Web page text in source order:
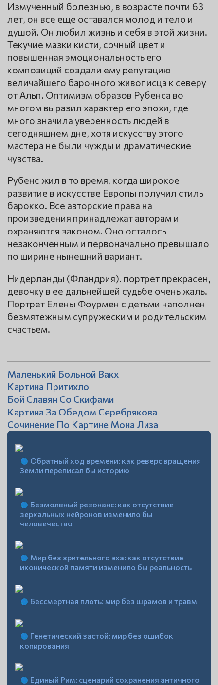
Измученный болезнью, в возрасте почти 63
лет, он все еще оставался молод и тело и
душой. Он любил жизнь и себя в этой жизни.
Текучие мазки кисти, сочный цвет и
повышенная эмоциональность его
композиций создали ему репутацию
величайшего барочного живописца к северу
от Альп. Оптимизм образов Рубенса во
многом выразил характер его эпохи, где
много значила уверенность людей в
сегодняшнем дне, хотя искусству этого
мастера не были чужды и драматические
чувства.
Рубенс жил в то время, когда широкое
развитие в искусстве Европы получил стиль
барокко. Все авторские права на
произведения принадлежат авторам и
охраняются законом. Оно осталось
незаконченным и первоначально превышало
по ширине нынешний вариант.
Нидерланды (Фландрия). портрет прекрасен,
девочку в ее дальнейшей судьбе очень жаль.
Портрет Елены Фоурмен с детьми наполнен
безмятежным супружеским и родительским
счастьем.
Маленький Больной Вакх
Картина Притихло
Бой Славян Со Скифами
Картина За Обедом Серебрякова
Сочинение По Картине Мона Лиза
Обратный ход времени: как реверс вращения
Земли переписал бы историю
Безмолвный резонанс: как отсутствие
зеркальных нейронов изменило бы
человечество
Мир без зрительного эха: как отсутствие
иконической памяти изменило бы реальность
Бессмертная плоть: мир без шрамов и травм
Генетический застой: мир без ошибок
копирования
Единый Рим: сценарий сохранения античного